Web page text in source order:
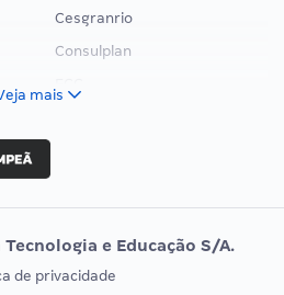
Cesgranrio
Consulplan
Vunesp
EXAME DE ORDEM
mais
e Educação S/A.
de privacidade